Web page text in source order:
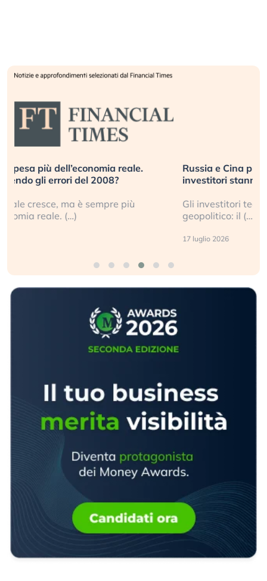
Russia e Cina pronti a spegnere Starlink. Gli
investitori stanno sottovalutando il rischio?
Gli investitori tech continuano a ignorare il rischio
geopolitico: il (…)